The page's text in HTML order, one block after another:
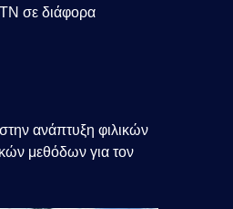
ΤΝ σε διάφορα
ανάπτυξη φιλικών
μεθόδων για τον